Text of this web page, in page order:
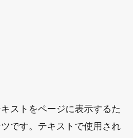
ストをページに表示するた
です。テキストで使用され